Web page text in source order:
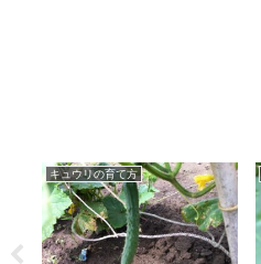
キュウリの育て方